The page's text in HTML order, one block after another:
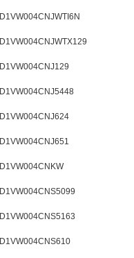
D1VW004CNJWTI6N
D1VW004CNJWTX129
D1VW004CNJ129
D1VW004CNJ5448
D1VW004CNJ624
D1VW004CNJ651
D1VW004CNKW
D1VW004CNS5099
D1VW004CNS5163
D1VW004CNS610